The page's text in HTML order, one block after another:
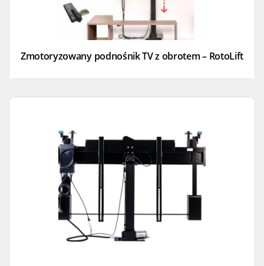
Zmotoryzowany podnośnik TV z obrotem – RotoLift